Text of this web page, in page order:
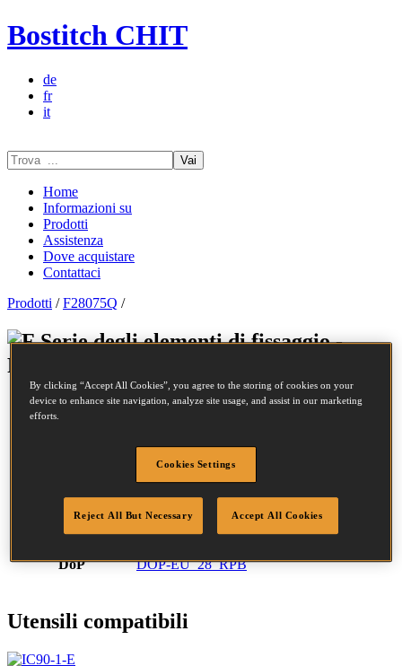
Bostitch CHIT
de
fr
it
Vai
Home
Informazioni su
Prodotti
Assistenza
Dove acquistare
Contattaci
Prodotti /F28075Q /
Serie degli elementi di fissaggio -
F28075Q
Codice SKU
F28075Q
2.8 mm
7.2 mm
75 mm
Finitura
DoP
DOP-EU_28_RPB
Utensili compatibili
By clicking “Accept All Cookies”, you agree to the storing of cookies on your
device to enhance site navigation, analyze site usage, and assist in our marketing
efforts.
Cookies Settings
Reject All But Necessary Accept All Cookies